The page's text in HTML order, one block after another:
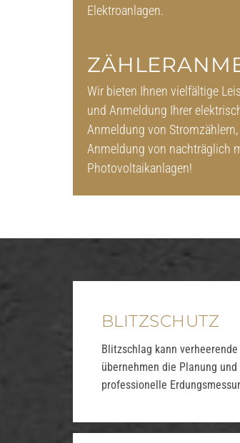
Elektroanlagen.
Wir bieten Ihnen vielfältige
und Anmeldung Ihrer
Anmeldung von
Anmeldung von nachträglich
Photovoltaikanlagen!
BLITZSCHUTZ
Blitzschlag kann
übernehmen die Planung
professionelle